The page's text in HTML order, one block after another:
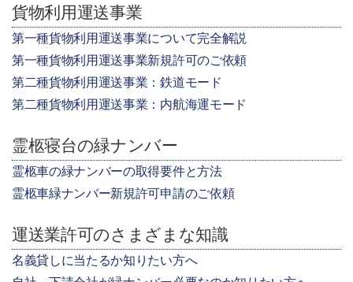
貨物利用運送事業
第一種貨物利用運送事業について完全解説
第一種貨物利用運送事業新規許可のご依頼
第二種貨物利用運送事業：鉄道モード
第二種貨物利用運送事業：内航海運モード
霊柩寝台の緑ナンバー
霊柩車の緑ナンバーの取得要件と方法
霊柩車緑ナンバー新規許可申請のご依頼
運送業許可のさまざまな知識
名義貸しに当たるか知りたい方へ